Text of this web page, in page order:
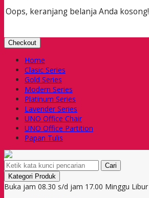
Oops, keranjang belanja Anda kosong!
Checkout
Home
Clasic Series
Gold Series
Modern Series
Platinum Series
Lavender Series
UNO Office Chair
UNO Office Partition
Papan Tulis
Cari
Kategori Produk
Buka jam 08.30 s/d jam 17.00 Minggu Libur